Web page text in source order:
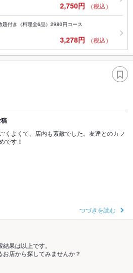
2,750円 （税込）
付き（料理全6品）2980円コース
3,278円 （税込）
くよくて、店内も素敵でした。友達とのカフ
です！
つづきを読む
結果は以上です。
お店から探してみませんか？